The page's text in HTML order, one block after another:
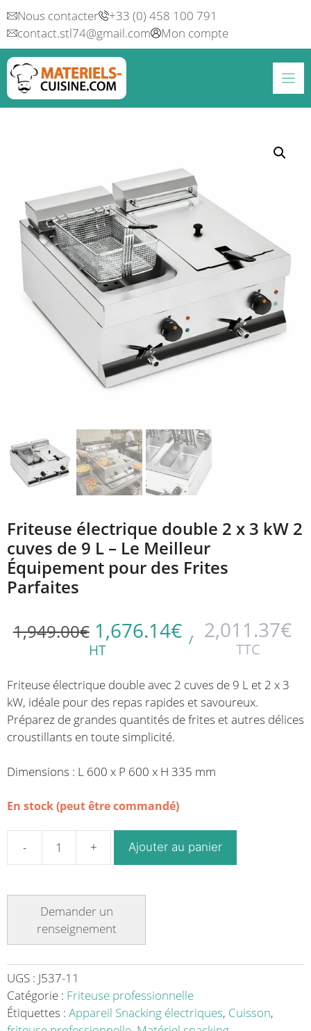
Aller
au
contenu
Nous contacter
+33 (0) 458 100 791
contact.stl74@gmail.com
Mon compte
Friteuse électrique double 2 x 3 kW 2
cuves de 9 L – Le Meilleur
Équipement pour des Frites
Parfaites
1,949.00€ 1,676.14€
HT
/ 2,011.37€
TTC
Friteuse électrique double avec 2 cuves de 9 L et 2 x 3
kW, idéale pour des repas rapides et savoureux.
Préparez de grandes quantités de frites et autres délices
croustillants en toute simplicité.
Dimensions : L 600 x P 600 x H 335 mm
En stock (peut être commandé)
quantité
électrique
double
2
kW
2
Ajouter au panier
UGS : J537-11
Catégorie : Friteuse professionnelle
Étiquettes : Appareil Snacking électriques, Cuisson,